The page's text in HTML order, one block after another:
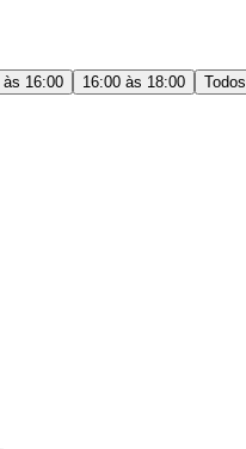
às 16:00 16:00 às 18:00 Todos